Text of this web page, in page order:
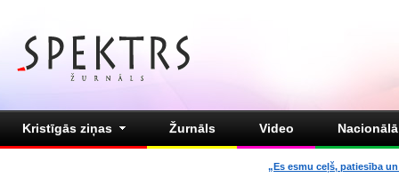
Kristīgās ziņas Žurnāls Video
„Es esmu ceļš, patiesība